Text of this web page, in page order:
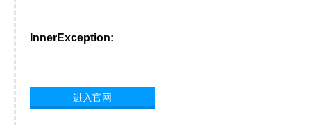
InnerException:
进入官网